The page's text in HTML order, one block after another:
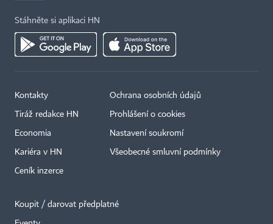
Stáhněte si aplikaci HN
Kontakty
Tiráž redakce HN
Economia
Kariéra v HN
Ceník inzerce
Ochrana osobních údajů
Prohlášení o cookies
Nastavení soukromí
Všeobecné smluvní podmínky
Koupit / darovat předplatné